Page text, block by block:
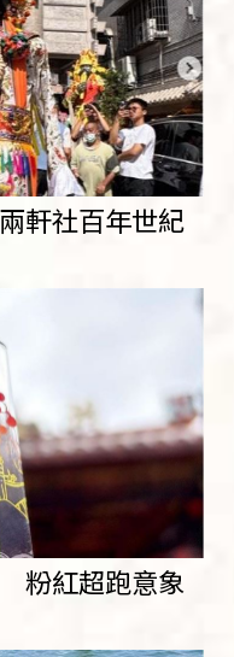
軒社百年世紀
粉紅超跑意象